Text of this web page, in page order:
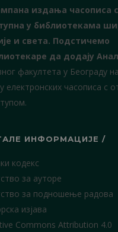
издања часописа
у библиотекама
и света. Подстичемо
да додају
факултета у Београду
електронских часописа с
ИНФОРМАЦИЈЕ /
кодекс
за ауторе
за подношење радова
изјава
Commons Attribution 4.0